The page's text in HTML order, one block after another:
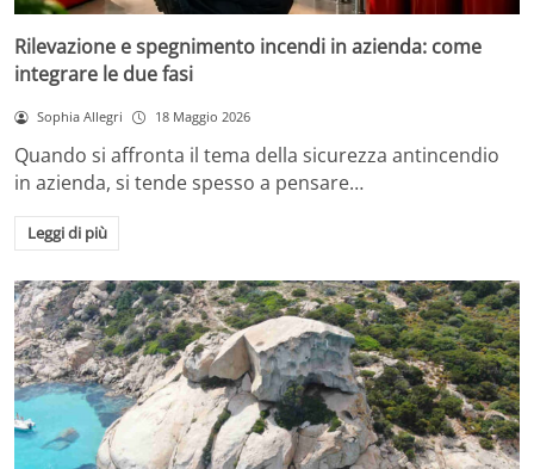
Rilevazione e spegnimento incendi in azienda: come
integrare le due fasi
Sophia Allegri 18 Maggio 2026
Quando si affronta il tema della sicurezza antincendio
in azienda, si tende spesso a pensare…
Leggi di più